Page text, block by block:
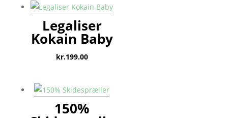
Legaliser
Kokain Baby
kr.199.00
150%